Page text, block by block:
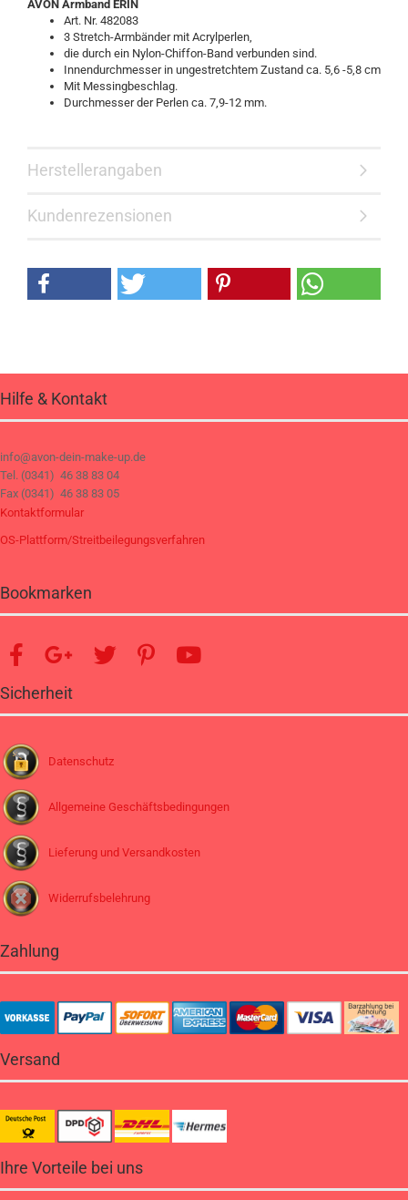
AVON Armband ERIN
Art. Nr. 482083
3 Stretch-Armbänder mit Acrylperlen,
die durch ein Nylon-Chiffon-Band verbunden sind.
Innendurchmesser in ungestretchtem Zustand ca. 5,6 -5,8 cm
Mit Messingbeschlag.
Durchmesser der Perlen ca. 7,9-12 mm.
Herstellerangaben
Kundenrezensionen
Hilfe & Kontakt
info@avon-dein-make-up.de
Tel. (0341) 46 38 83 04
Fax (0341) 46 38 83 05
Kontaktformular
OS-Plattform/Streitbeilegungsverfahren
Bookmarken
Sicherheit
Datenschutz
Allgemeine Geschäftsbedingungen
Lieferung und Versandkosten
Widerrufsbelehrung
Zahlung
Versand
Ihre Vorteile bei uns